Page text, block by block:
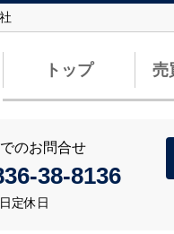
トップ 売
のお問合せ
38-8136
定休日